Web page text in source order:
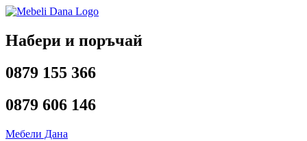
Напред
съдържанието
Набери и поръчай
0879 155 366
0879 606 146
Мебели Дана